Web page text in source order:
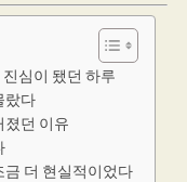
심이 됐던 하루
랐다
졌던 이유
금 더 현실적이었다